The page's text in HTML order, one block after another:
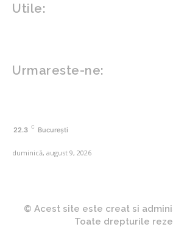
Utile:
Urmareste-ne:
22.3 C București
duminică, august 9, 2026
© Acest site este creat si
Toate drepturile